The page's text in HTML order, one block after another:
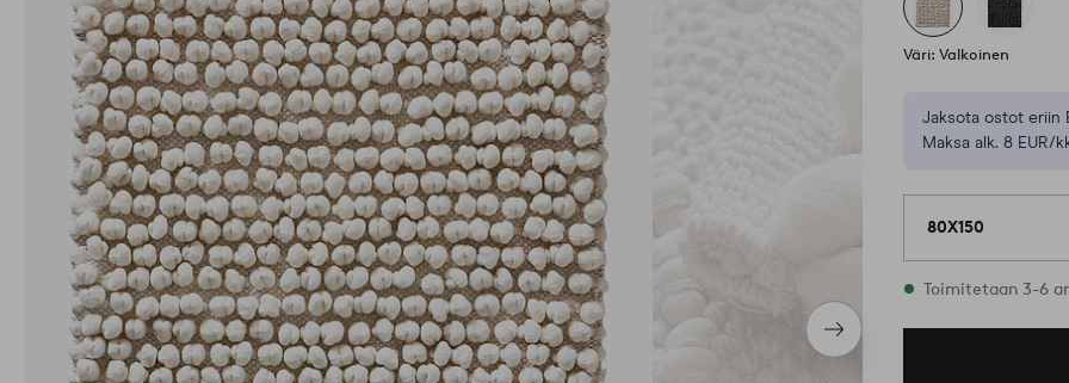
Seuraava
tuote
Väri: Valkoinen
Jaksota ostot eriin
Maksa alk. 8 EUR/
80X150
Varastossa
Toimitetaan 3-6